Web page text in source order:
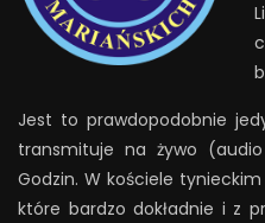
Jest to prawdopodobnie
transmituje na żywo
Godzin. W kościele
które bardzo dokładnie i z